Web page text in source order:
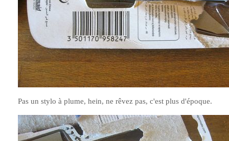
Pas un stylo à plume, hein, ne rêvez pas, c'est plus d'époque.